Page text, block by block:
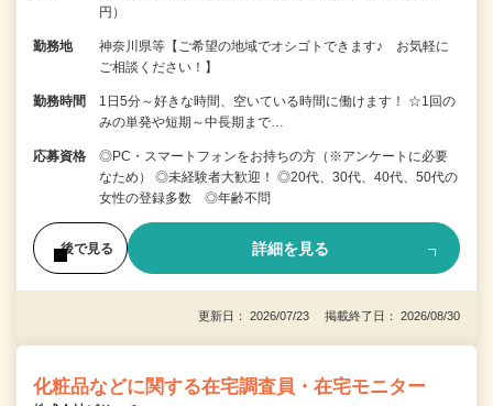
円）
勤務地
神奈川県等【ご希望の地域でオシゴトできます♪ お気軽に
ご相談ください！】
勤務時間
1日5分～好きな時間、空いている時間に働けます！ ☆1回の
みの単発や短期～中長期まで…
応募資格
◎PC・スマートフォンをお持ちの方（※アンケートに必要
なため） ◎未経験者大歓迎！ ◎20代、30代、40代、50代の
女性の登録多数 ◎年齢不問
後で見る 詳細を見る
更新日： 2026/07/23 掲載終了日： 2026/08/30
化粧品などに関する在宅調査員・在宅モニター